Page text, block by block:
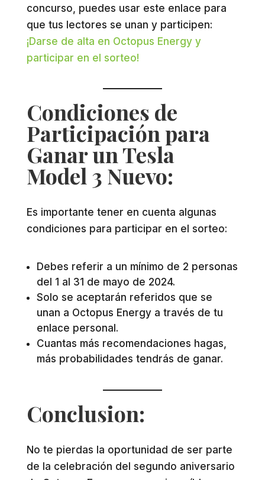
concurso, puedes usar este enlace para
que tus lectores se unan y participen:
¡Darse de alta en Octopus Energy y
participar en el sorteo!
Condiciones de
Participación para
Ganar un Tesla
Model 3 Nuevo:
Es importante tener en cuenta algunas
condiciones para participar en el sorteo:
Debes referir a un mínimo de 2 personas
del 1 al 31 de mayo de 2024.
Solo se aceptarán referidos que se
unan a Octopus Energy a través de tu
enlace personal.
Cuantas más recomendaciones hagas,
más probabilidades tendrás de ganar.
Conclusion:
No te pierdas la oportunidad de ser parte
de la celebración del segundo aniversario